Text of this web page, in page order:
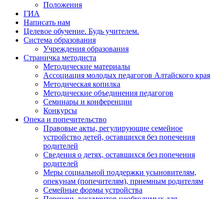
Положения
ГИА
Написать нам
Целевое обучение. Будь учителем.
Система образования
Учреждения образования
Страничка методиста
Методические материалы
Ассоциация молодых педагогов Алтайского края
Методическая копилка
Методические объединения педагогов
Семинары и конференции
Конкурсы
Опека и попечительство
Правовые акты, регулирующие семейное
устройство детей, оставшихся без попечения
родителей
Сведения о детях, оставшихся без попечения
родителей
Меры социальной поддержки усыновителям,
опекунам (попечителям), приемным родителям
Семейные формы устройства